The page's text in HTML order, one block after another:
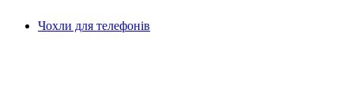
Чохли для телефонів